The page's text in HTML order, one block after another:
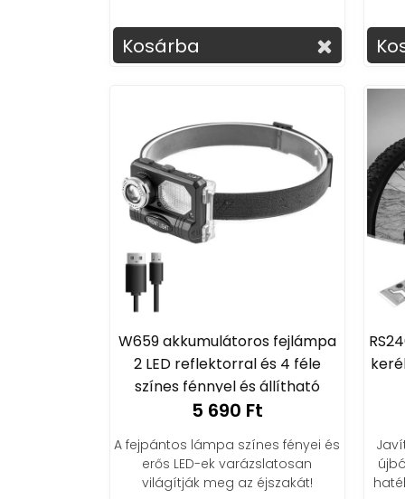
Kosárba
W659 akkumulátoros fejlámpa
2 LED reflektorral és 4 féle
színes fénnyel és állítható
fejpánttal
5 690 Ft
A fejpántos lámpa színes fényei és
erős LED-ek varázslatosan
világítják meg az éjszakát!